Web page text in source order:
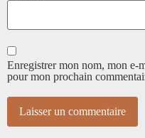
Enregistrer mon nom, mon e-
pour mon prochain